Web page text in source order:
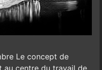
Le concept de
au centre du travail de